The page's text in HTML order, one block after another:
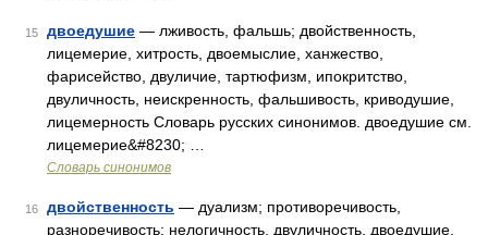
15 двоедушие — лживость, фальшь; двойственность,
лицемерие, хитрость, двоемыслие, ханжество,
фарисейство, двуличие, тартюфизм, ипокритство,
двуличность, неискренность, фальшивость, криводушие,
лицемерность Словарь русских синонимов. двоедушие см.
лицемерие&#8230; …
Словарь синонимов
16 двойственность — дуализм; противоречивость,
разноречивость; нелогичность, двуличность, двоедушие,